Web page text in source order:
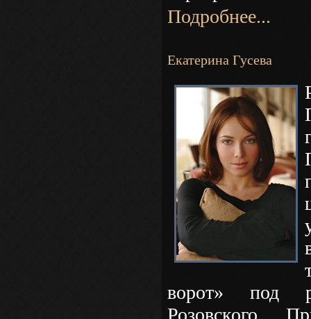
Подробнее...
Екатерина Гусева
ворот» под
Розовского.